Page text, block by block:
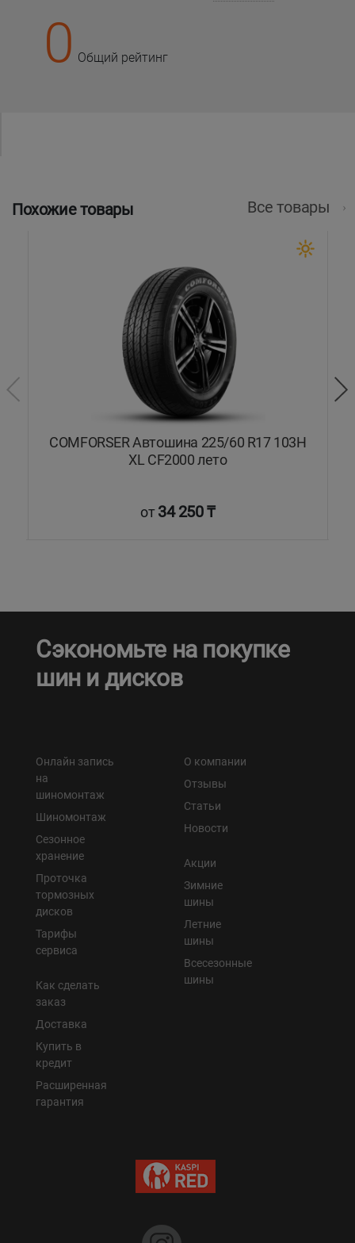
0 Общий рейтинг
Похожие товары Все товары
COMFORSER Автошина 225/60 R17 103H
XL CF2000 лето
от34 250 ₸
Сэкономьте на покупке
шин и дисков
Онлайн запись
на
шиномонтаж
Шиномонтаж
Сезонное
хранение
Проточка
тормозных
дисков
Тарифы
сервиса
Как сделать
заказ
Доставка
Купить в
кредит
Расширенная
гарантия
О компании
Отзывы
Статьи
Новости
Акции
Зимние
шины
Летние
шины
Всесезонные
шины